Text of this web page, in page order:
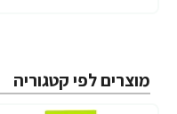
מוצרים לפי קטגוריה